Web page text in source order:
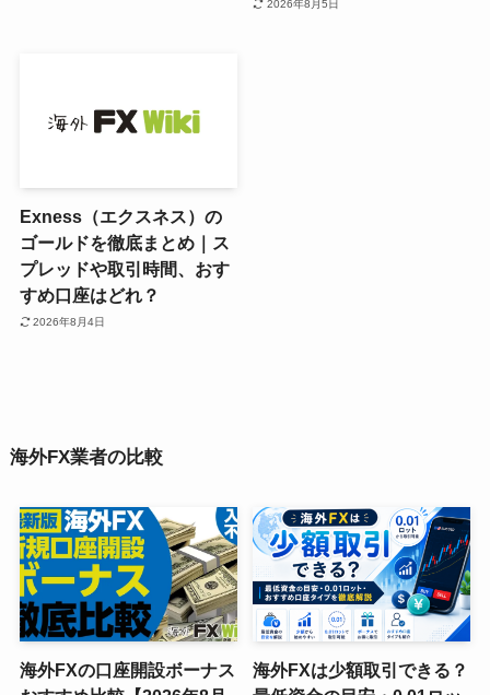
2026年8月5日
Exness（エクスネス）の
ゴールドを徹底まとめ｜ス
プレッドや取引時間、おす
すめ口座はどれ？
2026年8月4日
海外FX業者の比較
海外FXの口座開設ボーナス
海外FXは少額取引できる？